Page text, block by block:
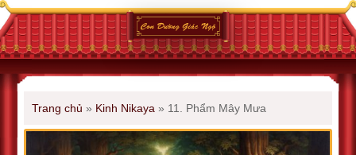
Trang chủ » Kinh Nikaya » 11. Phẩm Mây Mưa